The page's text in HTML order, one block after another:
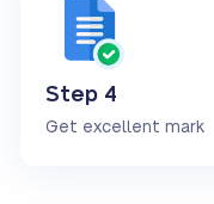
Step 4
Get excellent mark